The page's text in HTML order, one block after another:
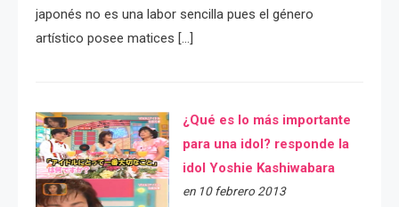
japonés no es una labor sencilla pues el género
artístico posee matices […]
¿Qué es lo más importante
para una idol? responde la
idol Yoshie Kashiwabara
en 10 febrero 2013